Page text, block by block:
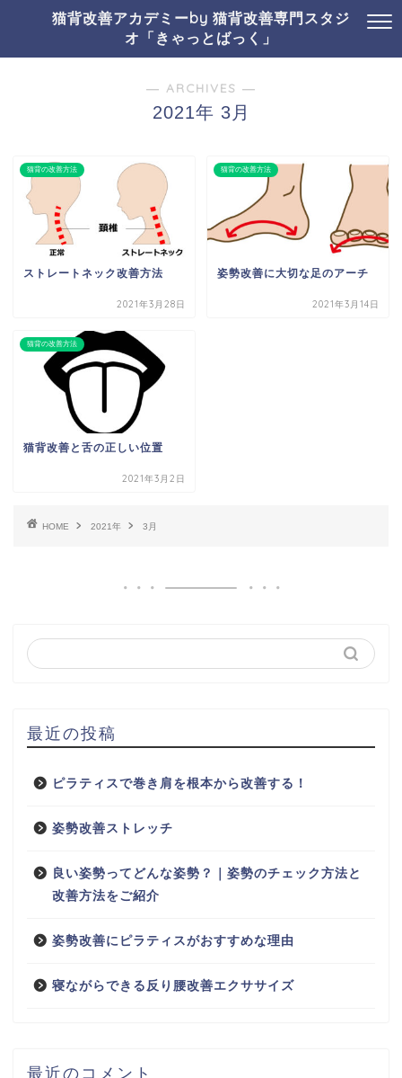
猫背改善アカデミーby 猫背改善専門スタジ
オ「きゃっとばっく」
― ARCHIVES ―
2021年 3月
猫背の改善方法
ストレートネック改善方法
2021年3月28日
猫背の改善方法
姿勢改善に大切な足のアーチ
2021年3月14日
猫背の改善方法
猫背改善と舌の正しい位置
2021年3月2日
HOME 2021年 3月
最近の投稿
ピラティスで巻き肩を根本から改善する！
姿勢改善ストレッチ
良い姿勢ってどんな姿勢？｜姿勢のチェック方法と
改善方法をご紹介
姿勢改善にピラティスがおすすめな理由
寝ながらできる反り腰改善エクササイズ
最近のコメント